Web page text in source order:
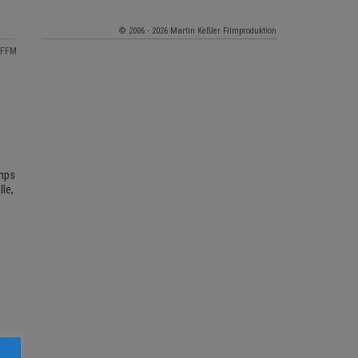
© 2006 - 2026 Martin Keßler Filmproduktion